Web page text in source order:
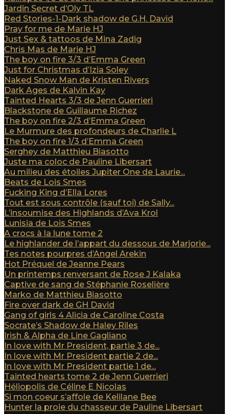
Jardin Secret d’Oly TL
Red Stories-1-Dark shadow de G.H. David
Pray for me de Marie HJ
Just Sex & tattoos de Mina Zadig
Chris Mas de Marie HJ
The boy on fire 3/3 d’Emma Green
Just for Christmas d’Izia Soley
Naked Snow Man de Kristen Rivers
Dark Ages de Kalvin Kay
Tainted Hearts 3/3 de Jenn Guerrieri
Blackstone de Guillaume Richez
The boy on fire 2/3 d’Emma Green
Le Murmure des profondeurs de Charlie L
The boy on fire 1/3 d’Emma Green
Serghey de Matthieu Biasotto
Juste ma coloc de Pauline Libersart
Au milieu des étoiles Jupiter One de Laurie...
Beats de Lois Smes
Fucking King d’Ella Lores
Tout est sous contrôle (sauf toi) de Sally...
L’insoumise des Highlands d’Ava Krol
Lunisia de Lois Smes
A crocs à la lune tome 2
Le highlander de l’appart du dessous de Marjorie...
Tes notes pourpres d’Angel Arekin
Hot Préquel de Jeanne Pears
Un printemps renversant de Rose J Kalaka
Captive de sang de Stéphanie Roselière
Marko de Matthieu Biasotto
Fire over dark de GH David
Gang of girls 4 Alicia de Caroline Costa
Socrate’s Shadow de Haley Riles
Irish & Alpha de Line Gagliano
In love with Mr President, partie 3 de...
In love with Mr President partie 2 de...
In love with Mr President partie 1 de...
Tainted hearts tome 2 de Jenn Guerrieri
Héliopolis de Céline E Nicolas
Si mon coeur s’affole de Kelilane Bee
Hunter la proie du chasseur de Pauline Libersart